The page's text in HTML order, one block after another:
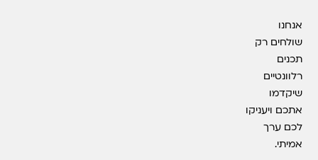
אנחנו
שולחים רק
תכנים
רלוונטיים
שיקדמו
אתכם ויעניקו
לכם ערך
אמיתי.